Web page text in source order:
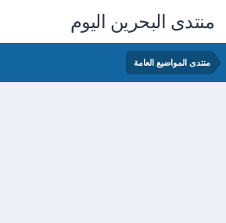
منتدى البحرين اليوم
منتدى المواضيع العامة